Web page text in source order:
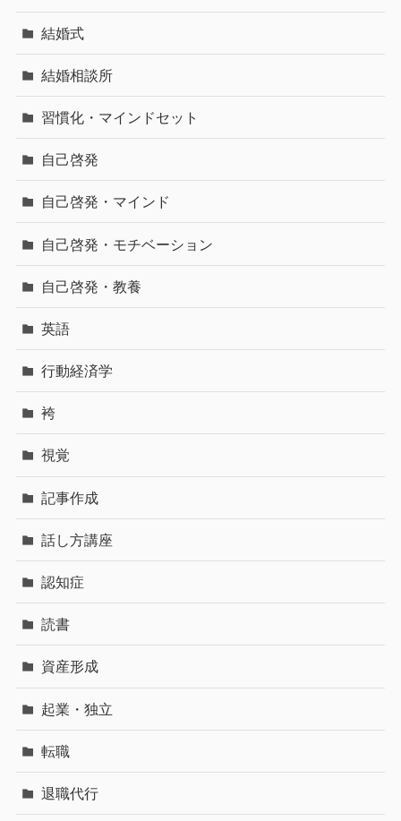
結婚式
結婚相談所
習慣化・マインドセット
自己啓発
自己啓発・マインド
自己啓発・モチベーション
自己啓発・教養
英語
行動経済学
袴
視覚
記事作成
話し方講座
認知症
読書
資産形成
起業・独立
転職
退職代行